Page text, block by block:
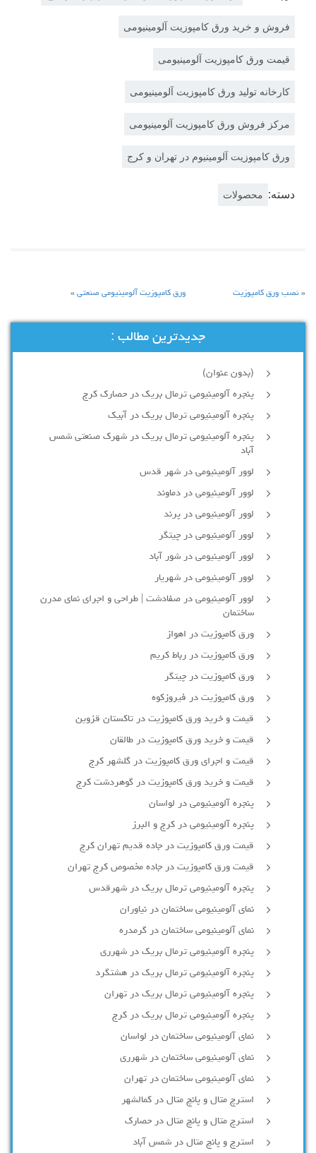
فروش و خرید ورق کامپوزیت آلومینیومی
قیمت ورق کامپوزیت آلومینیومی
کارخانه تولید ورق کامپوزیت آلومینیومی
مرکز فروش ورق کامپوزیت آلومینیومی
ورق کامپوزیت آلومینیوم در تهران و کرج
دسته: محصولات
« نصب ورق کامپوزیت ورق کامپوزیت آلومینیومی صنعتی»
جدیدترین مطالب :
(بدون عنوان)
پنجره آلومینیومی ترمال بریک در حصارک کرج
پنجره آلومینیومی ترمال بریک در آبیک
پنجره آلومینیومی ترمال بریک در شهرک صنعتی شمس
آباد
لوور آلومینیومی در شهر قدس
لوور آلومینیومی در دماوند
لوور آلومینیومی در پرند
لوور آلومینیومی در چیتگر
لوور آلومینیومی در شور آباد
لوور آلومينيومي در شهريار
لوور آلومینیومی در صفادشت | طراحی و اجرای نمای مدرن
ساختمان
ورق کامپوزیت در اهواز
ورق کامپوزیت در رباط کریم
ورق کامپوزیت در چیتگر
ورق کامپوزیت در فیروزکوه
قیمت و خرید ورق کامپوزیت در تاکستان قزوین
قیمت و خرید ورق کامپوزیت در طالقان
قیمت و اجرای ورق کامپوزیت در گلشهر کرج
قیمت و خرید ورق کامپوزیت در گوهردشت کرج
پنجره آلومینیومی در لواسان
پنجره آلومینیومی در کرج و البرز
قیمت ورق کامپوزیت در جاده قدیم تهران کرج
قیمت ورق کامپوزیت در جاده مخصوص کرج تهران
پنجره آلومینیومی ترمال بریک در شهرقدس
نمای آلومینیومی ساختمان در نیاوران
نمای آلومینیومی ساختمان در گرمدره
پنجره آلومینیومی ترمال بریک در شهرری
پنجره آلومینیومی ترمال بریک در هشتگرد
پنجره آلومینیومی ترمال بریک در تهران
پنجره آلومینیومی ترمال بریک در کرج
نمای آلومینیومی ساختمان در لواسان
نمای آلومینیومی ساختمان در شهرری
نمای آلومینیومی ساختمان در تهران
استرچ متال و پانچ متال در کمالشهر
استرچ متال و پانچ متال در حصارك
استرچ و پانچ متال در شمس آباد